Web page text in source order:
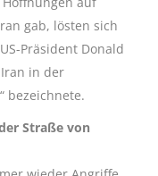
gab, lösten sich
Präsident Donald
in der
bezeichnete.
Straße von